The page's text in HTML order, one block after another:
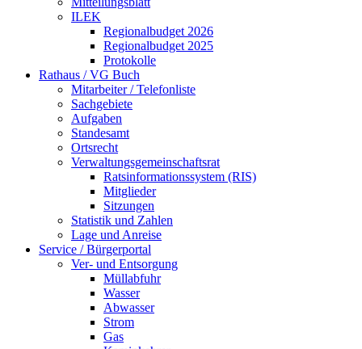
ILEK
Regionalbudget 2026
Regionalbudget 2025
Protokolle
Rathaus / VG Buch
Mitarbeiter / Telefonliste
Sachgebiete
Aufgaben
Standesamt
Ortsrecht
Verwaltungsgemeinschaftsrat
Ratsinformationssystem (RIS)
Mitglieder
Sitzungen
Statistik und Zahlen
Lage und Anreise
Service / Bürgerportal
Ver- und Entsorgung
Müllabfuhr
Wasser
Abwasser
Strom
Gas